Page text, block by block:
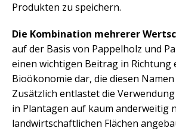
Produkten zu speichern.
Die Kombination mehrerer
auf der Basis von Pappelholz und
einen wichtigen Beitrag in Richtung
Bioökonomie dar, die diesen
Zusätzlich entlastet die
in Plantagen auf kaum anderweitig
landwirtschaftlichen Flächen